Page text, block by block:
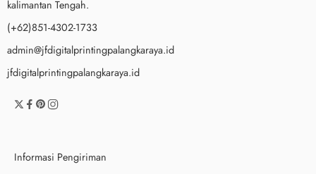
kalimantan Tengah.
(+62)851-4302-1733
admin@jfdigitalprintingpalangkaraya.id
jfdigitalprintingpalangkaraya.id
Informasi Pengiriman